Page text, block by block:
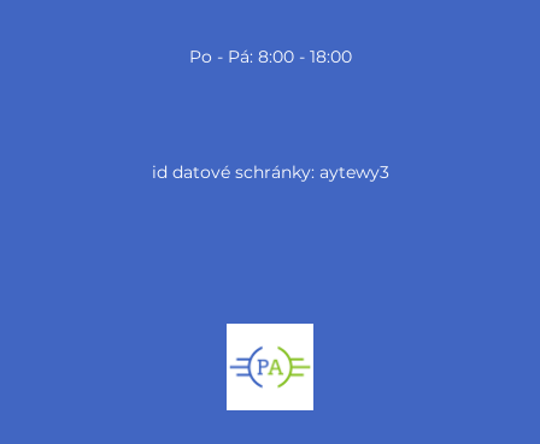
Po - Pá: 8:00 - 18:00
id datové schránky: aytewy3